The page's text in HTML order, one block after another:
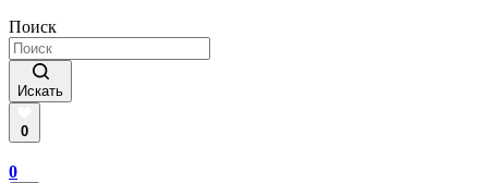
Поиск
Искать
0
0